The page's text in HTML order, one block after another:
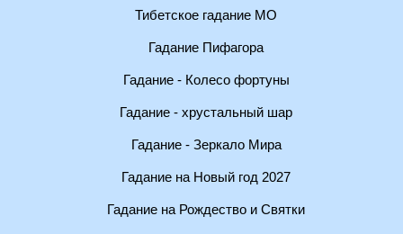
Тибетское гадание МО
Гадание Пифагора
Гадание - Колесо фортуны
Гадание - хрустальный шар
Гадание - Зеркало Мира
Гадание на Новый год 2027
Гадание на Рождество и Святки